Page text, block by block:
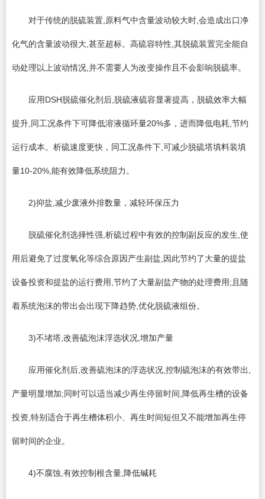
对于传统的脱硫装置,原料气中含量波动较大时,会造成出口净
化气的含量波动很大,甚至超标。高硫容特性,其脱硫装置完全能自
动处理以上波动情况,并不需要人为改变操作且不会影响脱硫率。
应用DSH脱硫催化剂后,脱硫液硫容显著提高，脱硫效率大幅
提升,同工况条件下可降低溶液循环量20%多，进而降低电耗,节约
运行成本。析硫速度更快，同工况条件下,可减少脱硫塔填料装填
量10-20%,能有效降低系统阻力。
2)抑盐,减少废液外排数量，减轻环保压力
脱硫催化剂选择性强,析硫过程中有效的控制副反应的发生,使
用后避免了过度氧化等综合原因产生副盐,因此节约了大量的提盐
设备投资和提盐的运行费用,节约了大量副盐产物的处理费用;且随
着系统泡沫的带出会出现下降趋势,优化脱硫液组份。
3)不堵塔,改善硫泡沫浮选状况,增加产量
应用催化剂后,改善硫泡沫的浮选状况,控制硫泡沫的有效带出,
产量明显增加;同时可以适当减少再生停留时间,降低再生槽的设备
投资,特别适合于再生槽体积小、再生时间短但又不能增加再生停
留时间的企业。
4)不腐蚀,有效控制根含量,降低碱耗